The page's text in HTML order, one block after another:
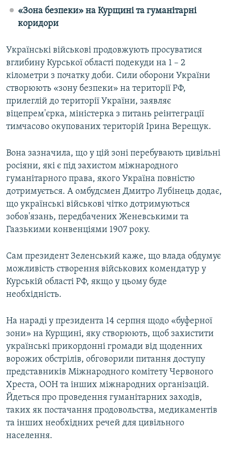
ДОЛУЧАЙСЯ!
Усі сайти RFE/RL
«Зона безпеки» на Курщині та гуманітарні
коридори
Українські військові продовжують просуватися
вглибину Курської області подекуди на 1 – 2
кілометри з початку доби. Сили оборони України
створюють «зону безпеки» на території РФ,
прилеглій до території України, заявляє
віцепрем'єрка, міністерка з питань реінтеграції
тимчасово окупованих територій Ірина Верещук.
Вона зазначила, що у цій зоні перебувають цивільні
росіяни, які є під захистом міжнародного
гуманітарного права, якого Україна повністю
дотримується. А омбудсмен Дмитро Лубінець додає,
що українські військові чітко дотримуються
зобов'язань, передбачених Женевськими та
Гаазькими конвенціями 1907 року.
Сам президент Зеленський каже, що влада обдумує
можливість створення військових комендатур у
Курській області РФ, якщо у цьому буде
необхідність.
На нараді у президента 14 серпня щодо «буферної
зони» на Курщині, яку створюють, щоб захистити
українські прикордонні громади від щоденних
ворожих обстрілів, обговорили питання доступу
представників Міжнародного комітету Червоного
Хреста, ООН та інших міжнародних організацій.
Йдеться про проведення гуманітарних заходів,
таких як постачання продовольства, медикаментів
та інших необхідних речей для цивільного
населення.